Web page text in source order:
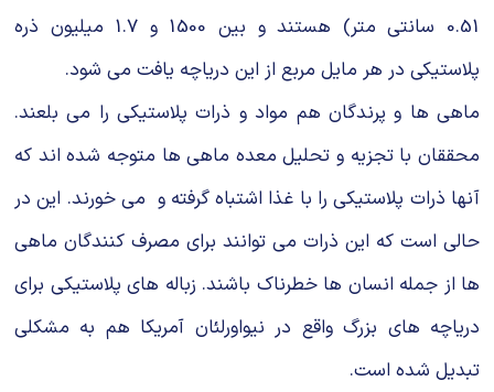
0.51 سانتی متر) هستند و بین 1500 و 1.7 میلیون ذره
پلاستیکی در هر مایل مربع از این دریاچه یافت می شود.
ماهی ها و پرندگان هم مواد و ذرات پلاستیكی را می بلعند.
محققان با تجزیه و تحلیل معده ماهی ها متوجه شده اند كه
آنها ذرات پلاستیكی را با غذا اشتباه گرفته و می خورند. این در
حالی است كه این ذرات می توانند برای مصرف كنندگان ماهی
ها از جمله انسان ها خطرناك باشند. زباله های پلاستیكی برای
دریاچه های بزرگ واقع در نیواورلئان آمریکا هم به مشكلی
تبدیل شده است.